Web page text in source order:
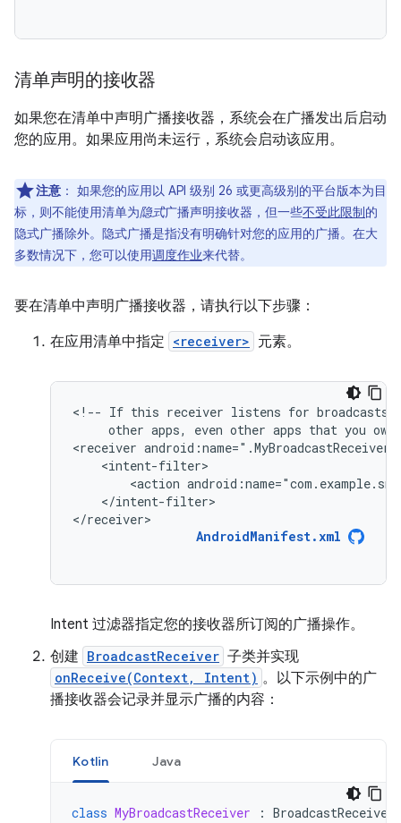
清单声明的接收器
如果您在清单中声明广播接收器，系统会在广播发出后启动
您的应用。如果应用尚未运行，系统会启动该应用。
注意 ： 如果您的应用以 API 级别 26 或更高级别的平台版本为目
标，则不能使用清单为隐式广播声明接收器，但一些不受此限制的
隐式广播除外。隐式广播是指没有明确针对您的应用的广播。在大
多数情况下，您可以使用调度作业来代替。
要在清单中声明广播接收器，请执行以下步骤：
在应用清单中指定 <receiver> 元素。
<!-- If this receiver listens for broadcasts
other apps, even other apps that you own,
<receiver android:name=".MyBroadcastReceiver"
<action
</intent-filter>
</receiver>
AndroidManifest.xml
Intent 过滤器指定您的接收器所订阅的广播操作。
创建 BroadcastReceiver 子类并实现
onReceive(Context, Intent) 。以下示例中的广
播接收器会记录并显示广播的内容：
Kotlin Java
class MyBroadcastReceiver : BroadcastReceiver